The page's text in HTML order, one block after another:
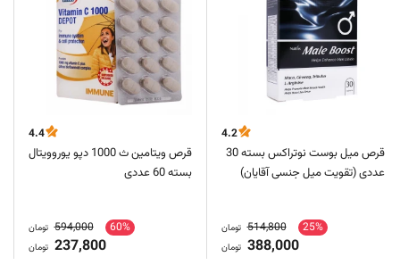
4.2
قرص میل بوست نوتراکس بسته 30
عددی (تقویت میل جنسی آقایان)
25%
514,800 تومان
388,000 تومان
4.4
قرص ویتامین ث 1000 دپو یوروویتال
بسته 60 عددی
60%
594,000 تومان
237,800 تومان